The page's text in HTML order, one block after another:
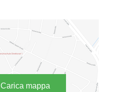
Carica mappa